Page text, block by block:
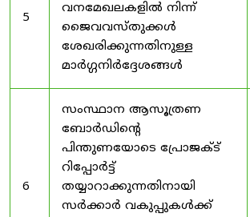
5
വനമേഖലകളിൽ നിന്ന്
ജൈവവസ്തുക്കൾ
ശേഖരിക്കുന്നതിനുള്ള
മാർഗ്ഗനിർദ്ദേശങ്ങൾ
6
സംസ്ഥാന ആസൂത്രണ
ബോർഡിൻ്റെ
പിന്തുണയോടെ പ്രോജക്ട്
റിപ്പോർട്ട്
തയ്യാറാക്കുന്നതിനായി
സർക്കാർ വകുപ്പുകൾക്ക്